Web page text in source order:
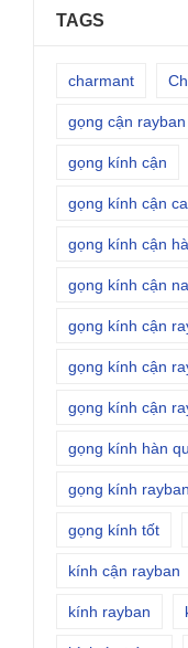
TAGS
charmant
gọng cận rayban
gọng kính cận
gọng kính cận
gọng kính cận
gọng kính cận
gọng kính cận
gọng kính cận
gọng kính cận
gọng kính hàn
gọng kính
gọng kính tốt
kính cận rayban
kính rayban